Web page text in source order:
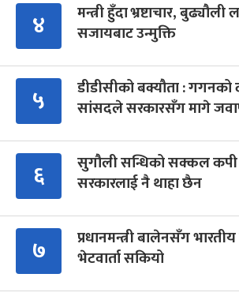
४
मन्त्री हुँदा भ्रष्टाचार,
सजायबाट उन्मुक्ति
५
डीडीसीको बक्यौता : गगनको
सांसदले सरकारसँग मागे
६
सुगौली सन्धिको सक्कल
सरकारलाई नै थाहा छैन
७
प्रधानमन्त्री बालेनसँग
भेटवार्ता सकियो